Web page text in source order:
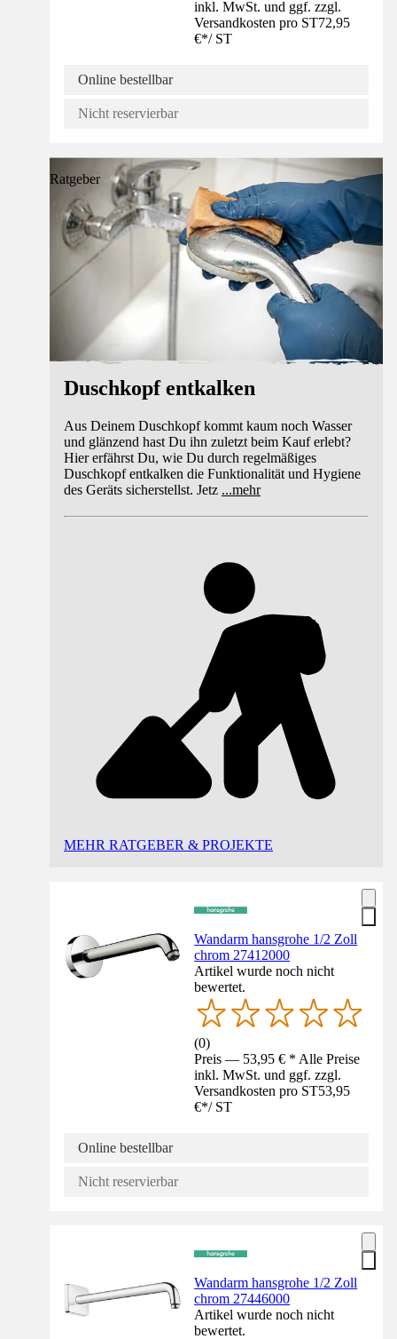
inkl. MwSt. und ggf. zzgl.
Versandkosten pro ST72,95
€*/ ST
Online bestellbar
Nicht reservierbar
Ratgeber
Duschkopf entkalken
Aus Deinem Duschkopf kommt kaum noch Wasser
und glänzend hast Du ihn zuletzt beim Kauf erlebt?
Hier erfährst Du, wie Du durch regelmäßiges
Duschkopf entkalken die Funktionalität und Hygiene
des Geräts sicherstellst. Jetz ...mehr
MEHR RATGEBER & PROJEKTE
Wandarm hansgrohe 1/2 Zoll
chrom 27412000
Artikel wurde noch nicht
bewertet.
(0)
Preis — 53,95 € * Alle Preise
inkl. MwSt. und ggf. zzgl.
Versandkosten pro ST53,95
€*/ ST
Online bestellbar
Nicht reservierbar
Wandarm hansgrohe 1/2 Zoll
chrom 27446000
Artikel wurde noch nicht
bewertet.